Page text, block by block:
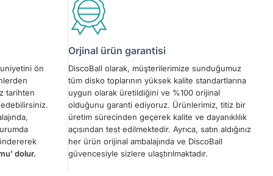
ön
tarihten
dolur.
Orjinal ürün garantisi
DiscoBall olarak, müşterilerimize sunduğumuz
tüm disko toplarının yüksek kalite standartlarına
uygun olarak üretildiğini ve %100 orijinal
olduğunu garanti ediyoruz. Ürünlerimiz, titiz bir
üretim sürecinden geçerek kalite ve dayanıklılık
açısından test edilmektedir. Ayrıca, satın aldığınız
her ürün orijinal ambalajında ve DiscoBall
güvencesiyle sizlere ulaştırılmaktadır.